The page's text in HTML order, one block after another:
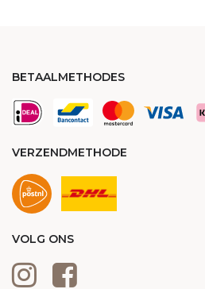
BETAALMETHODES
VERZENDMETHODE
VOLG ONS